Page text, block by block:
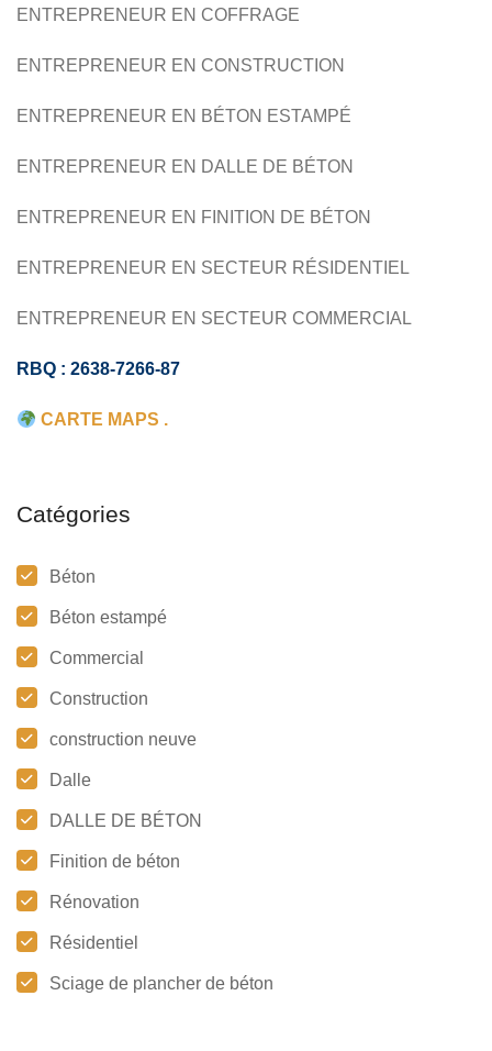
POLISSAGE DE BÉTON FONDATION
COMMERCIAL
ENTREPRENEUR EN COFFRAGE
ENTREPRENEUR EN CONSTRUCTION
ENTREPRENEUR EN BÉTON ESTAMPÉ
ENTREPRENEUR EN DALLE DE BÉTON
ENTREPRENEUR EN FINITION DE BÉTON
ENTREPRENEUR EN SECTEUR RÉSIDENTIEL
ENTREPRENEUR EN SECTEUR COMMERCIAL
RBQ : 2638-7266-87
CARTE MAPS .
Catégories
Béton
Béton estampé
Commercial
Construction
construction neuve
Dalle
DALLE DE BÉTON
Finition de béton
Rénovation
Résidentiel
Sciage de plancher de béton